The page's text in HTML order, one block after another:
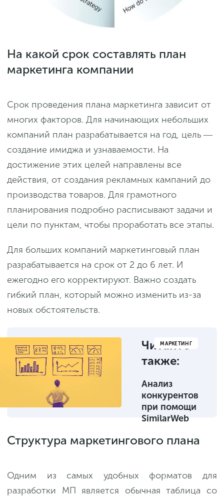
На какой срок составлять план
маркетинга компании
Срок проведения плана маркетинга зависит от
многих факторов. Для начинающих небольших
компаний план разрабатывается на год, цель ―
создание имиджа и узнаваемости. На
достижение этих целей направлены все
действия, от создания рекламных кампаний до
производства товаров. Для грамотного
планирования подробно расписывают задачи и
цели по пунктам, чтобы проработать все этапы.
Для больших компаний маркетинговый план
разрабатывается на срок от 2 до 6 лет. И
ежегодно его корректируют. Важно создать
гибкий план, который можно изменить из-за
новых обстоятельств.
МАРКЕТИНГ
Читайте
также:
Анализ
конкурентов
при помощи
SimilarWeb
Структура маркетингового плана
Одним из самых удобных форматов для
разработки МП является обычная таблица со